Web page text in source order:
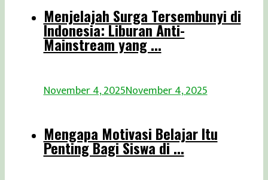
Menjelajah Surga Tersembunyi di
Indonesia: Liburan Anti-
Mainstream yang ...
November 4, 2025November 4, 2025
Mengapa Motivasi Belajar Itu
Penting Bagi Siswa di ...